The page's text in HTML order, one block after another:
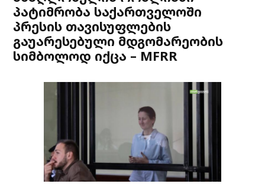
პატიმრობა საქართველოში
პრესის თავისუფლების
გაუარესებული მდგომარეობის
სიმბოლოდ იქცა – MFRR